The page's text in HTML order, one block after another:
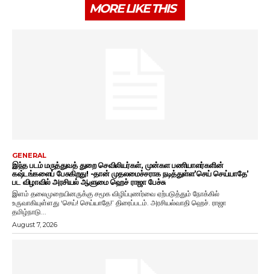
MORE LIKE THIS
GENERAL
இந்த படம் மருத்துவத் துறை செவிலியர்கள், முன்கள பணியாளர்களின்
கஷ்டங்களைப் பேசுகிறது! -தான் முதலமைச்சராக நடித்துள்ள’செய் செய்யாதே’
பட விழாவில் அரசியல் ஆளுமை ஹெச் ராஜா பேச்சு
இளம் தலைமுறையினருக்கு சமூக விழிப்புணர்வை ஏற்படுத்தும் நோக்கில்
உருவாகியுள்ளது ‘செய்! செய்யாதே!’ திரைப்படம். அரசியல்வாதி ஹெச். ராஜா
தமிழ்நாடு...
August 7, 2026